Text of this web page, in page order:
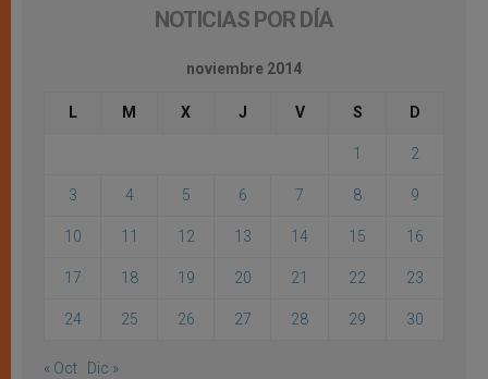
NOTICIAS POR DÍA
noviembre 2014
L M X J V S D
1 2
3 4 5 6 7 8 9
10 11 12 13 14 15 16
17 18 19 20 21 22 23
24 25 26 27 28 29 30
« Oct Dic »